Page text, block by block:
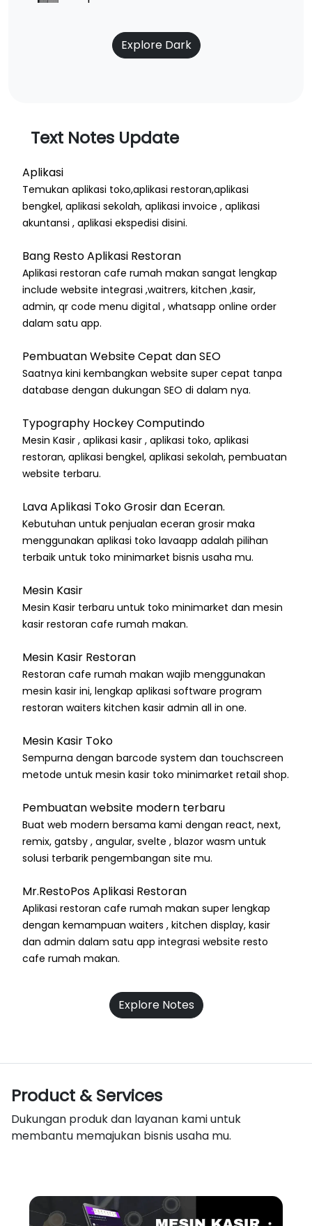
Explore Dark
Text Notes Update
Aplikasi
Temukan aplikasi toko,aplikasi restoran,aplikasi
bengkel, aplikasi sekolah, aplikasi invoice , aplikasi
akuntansi , aplikasi ekspedisi disini.
Bang Resto Aplikasi Restoran
Aplikasi restoran cafe rumah makan sangat lengkap
include website integrasi ,waitrers, kitchen ,kasir,
admin, qr code menu digital , whatsapp online order
dalam satu app.
Pembuatan Website Cepat dan SEO
Saatnya kini kembangkan website super cepat tanpa
database dengan dukungan SEO di dalam nya.
Typography Hockey Computindo
Mesin Kasir , aplikasi kasir , aplikasi toko, aplikasi
restoran, aplikasi bengkel, aplikasi sekolah, pembuatan
website terbaru.
Lava Aplikasi Toko Grosir dan Eceran.
Kebutuhan untuk penjualan eceran grosir maka
menggunakan aplikasi toko lavaapp adalah pilihan
terbaik untuk toko minimarket bisnis usaha mu.
Mesin Kasir
Mesin Kasir terbaru untuk toko minimarket dan mesin
kasir restoran cafe rumah makan.
Mesin Kasir Restoran
Restoran cafe rumah makan wajib menggunakan
mesin kasir ini, lengkap aplikasi software program
restoran waiters kitchen kasir admin all in one.
Mesin Kasir Toko
Sempurna dengan barcode system dan touchscreen
metode untuk mesin kasir toko minimarket retail shop.
Pembuatan website modern terbaru
Buat web modern bersama kami dengan react, next,
remix, gatsby , angular, svelte , blazor wasm untuk
solusi terbarik pengembangan site mu.
Mr.RestoPos Aplikasi Restoran
Aplikasi restoran cafe rumah makan super lengkap
dengan kemampuan waiters , kitchen display, kasir
dan admin dalam satu app integrasi website resto
cafe rumah makan.
Explore Notes
Product & Services
Dukungan produk dan layanan kami untuk
membantu memajukan bisnis usaha mu.